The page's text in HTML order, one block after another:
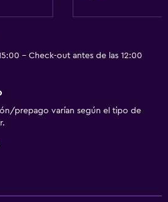
- Check-out antes de las 12:00
prepago varían según el tipo de